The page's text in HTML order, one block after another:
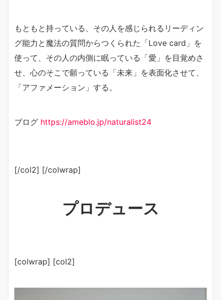
もともと持っている、その人を感じられるリーディン
グ能力と魔法の質問からつくられた「Love card」を
使って、その人の内側に眠っている「愛」を目覚めさ
せ、心のそこで願っている「未来」を表面化させて、
「アファメーション」する。
ブログ https://ameblo.jp/naturalist24
[/col2] [/colwrap]
プロデュース
[colwrap] [col2]